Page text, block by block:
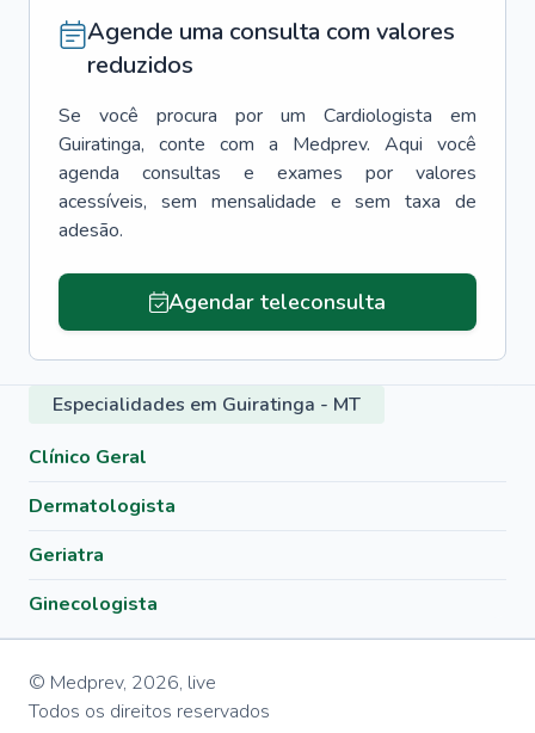
Agende uma consulta com valores
reduzidos
Se você procura por um Cardiologista
em
Guiratinga, conte com a Medprev. Aqui você
agenda consultas e exames por valores
acessíveis, sem mensalidade e sem taxa de
adesão.
Agendar teleconsulta
Especialidades em Guiratinga - MT
Clínico Geral
Dermatologista
Geriatra
Ginecologista
© Medprev, 2026, live
Todos os direitos reservados